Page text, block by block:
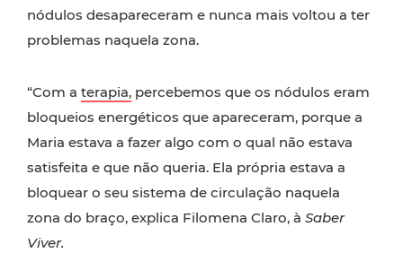
nódulos desapareceram e nunca mais voltou a ter
problemas naquela zona.
“Com a terapia, percebemos que os nódulos eram
bloqueios energéticos que apareceram, porque a
Maria estava a fazer algo com o qual não estava
satisfeita e que não queria. Ela própria estava a
bloquear o seu sistema de circulação naquela
zona do braço, explica Filomena Claro, à Saber
Viver.